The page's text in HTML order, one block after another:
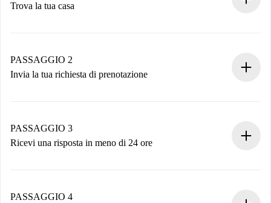
Trova la tua casa
Hai tutte le informazioni necessarie in anticipo.
PASSAGGIO 2
Invia la tua richiesta di prenotazione
non accetta.
PASSAGGIO 3
Ricevi una risposta in meno di 24 ore
contatto con il proprietario.
PASSAGGIO 4